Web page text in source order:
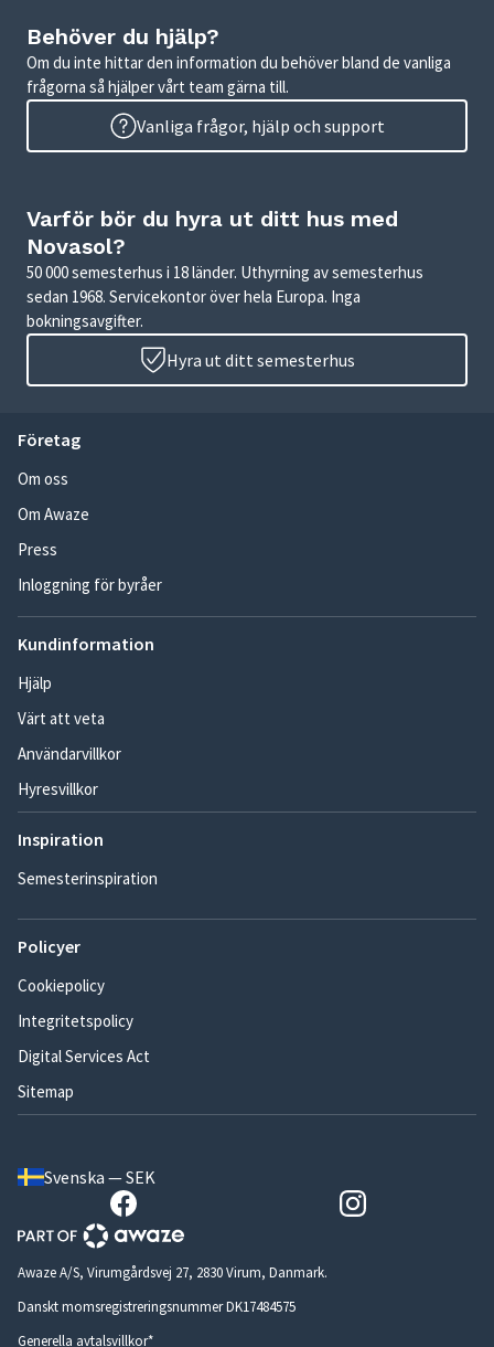
Behöver du hjälp?
Om du inte hittar den information du behöver bland de vanliga
frågorna så hjälper vårt team gärna till.
Vanliga frågor, hjälp och support
Varför bör du hyra ut ditt hus med
Novasol?
50 000 semesterhus i 18 länder. Uthyrning av semesterhus
sedan 1968. Servicekontor över hela Europa. Inga
bokningsavgifter.
Hyra ut ditt semesterhus
Företag
Om oss
Om Awaze
Press
Inloggning för byråer
Kundinformation
Hjälp
Värt att veta
Användarvillkor
Hyresvillkor
Inspiration
Semesterinspiration
Policyer
Cookiepolicy
Integritetspolicy
Digital Services Act
Sitemap
Svenska — SEK
Awaze A/S, Virumgårdsvej 27, 2830 Virum, Danmark.
Danskt momsregistreringsnummer DK17484575
Generella avtalsvillkor*